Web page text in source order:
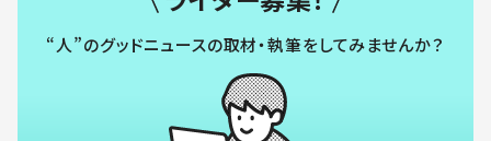
“人”のグッドニュースの取材・執筆をしてみませんか？